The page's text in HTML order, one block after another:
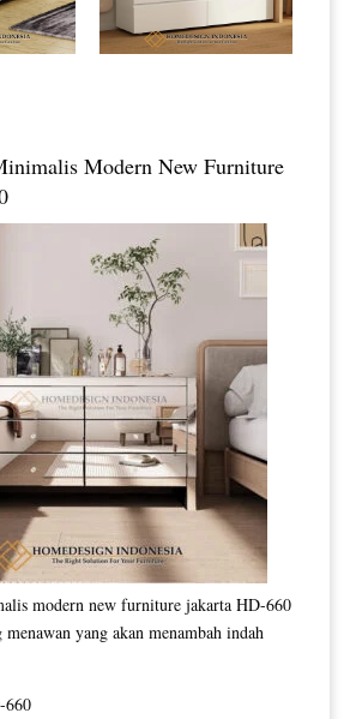
Modern New Furniture
modern new furniture jakarta HD-660
menawan yang akan menambah indah
660